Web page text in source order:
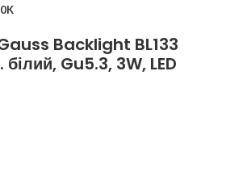
Backlight BL133
білий, Gu5.3, 3W, LED